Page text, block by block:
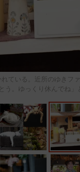
れている。近所のゆき
う。ゆっくり休んでね